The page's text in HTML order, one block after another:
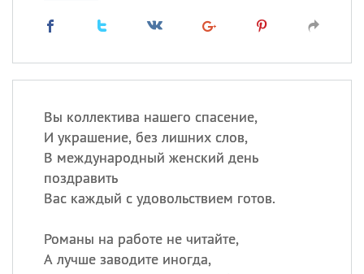
Вы коллектива нашего спасение,
И украшение, без лишних слов,
В международный женский день
поздравить
Вас каждый с удовольствием готов.
Романы на работе не читайте,
А лучше заводите иногда,